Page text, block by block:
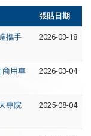
張貼日期
攜手
2026-03-18
商用車
2026-03-04
專院
2025-08-04